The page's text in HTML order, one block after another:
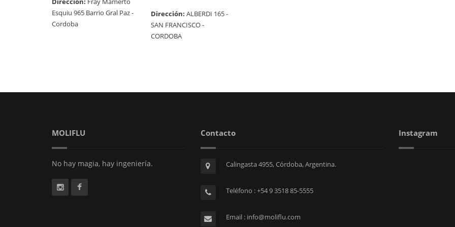
Esquiu 965 Barrio Gral Paz -
Cordoba
Dirección: ALBERDI 165 -
SAN FRANCISCO -
CORDOBA
MOLIFLU
No hay magia, hay ingeniería.
Contacto
Calingasta 4955, Córdoba, Argentina.
Teléfono : +54 9 3518 85-5555
Email : info@moliflu.com
Instagram